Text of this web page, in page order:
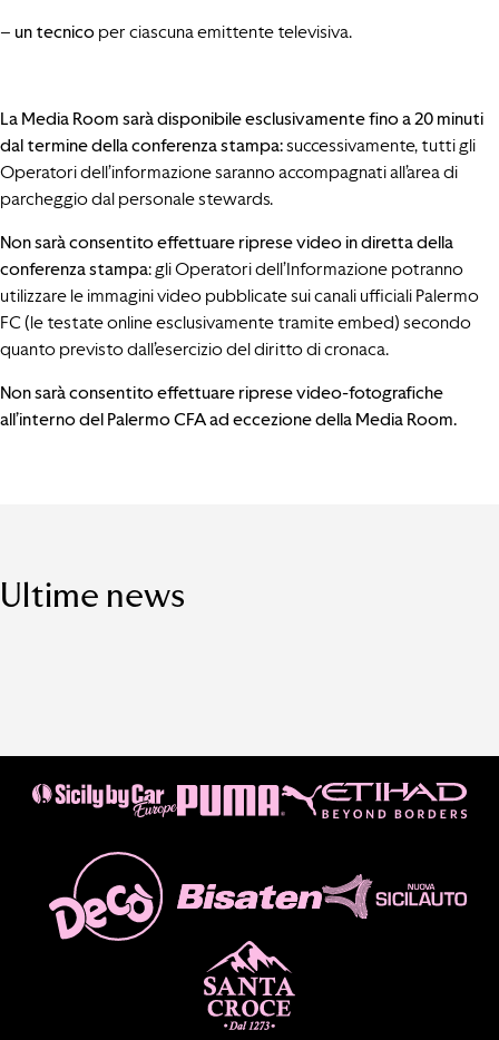
– un tecnico per ciascuna emittente televisiva.
La Media Room sarà disponibile esclusivamente fino a 20 minuti
dal termine della conferenza stampa:successivamente, tutti gli
Operatori dell’informazione saranno accompagnati all’area di
parcheggio dal personale stewards.
Non sarà consentito effettuare riprese video in diretta della
conferenza stampa: gli Operatori dell’Informazione potranno
utilizzare le immagini video pubblicate sui canali ufficiali Palermo
FC (le testate online esclusivamente tramite embed) secondo
quanto previsto dall’esercizio del diritto di cronaca.
Non sarà consentito effettuare riprese video-fotografiche
all’interno del Palermo CFA ad eccezione della Media Room.
Ultime news